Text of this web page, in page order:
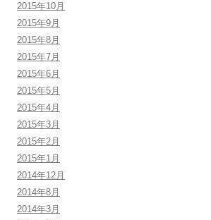
2015年10月
2015年9月
2015年8月
2015年7月
2015年6月
2015年5月
2015年4月
2015年3月
2015年2月
2015年1月
2014年12月
2014年8月
2014年3月